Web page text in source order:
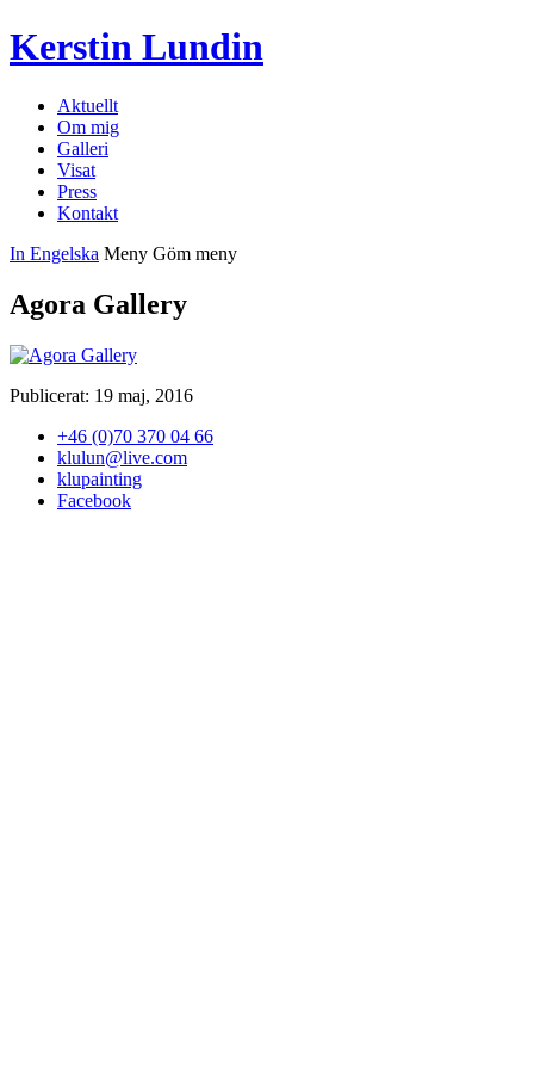
Kerstin Lundin
Aktuellt
Om mig
Galleri
Visat
Press
Kontakt
In Engelska Meny Göm meny
Agora Gallery
Publicerat: 19 maj, 2016
+46 (0)70 370 04 66
klulun@live.com
klupainting
Facebook